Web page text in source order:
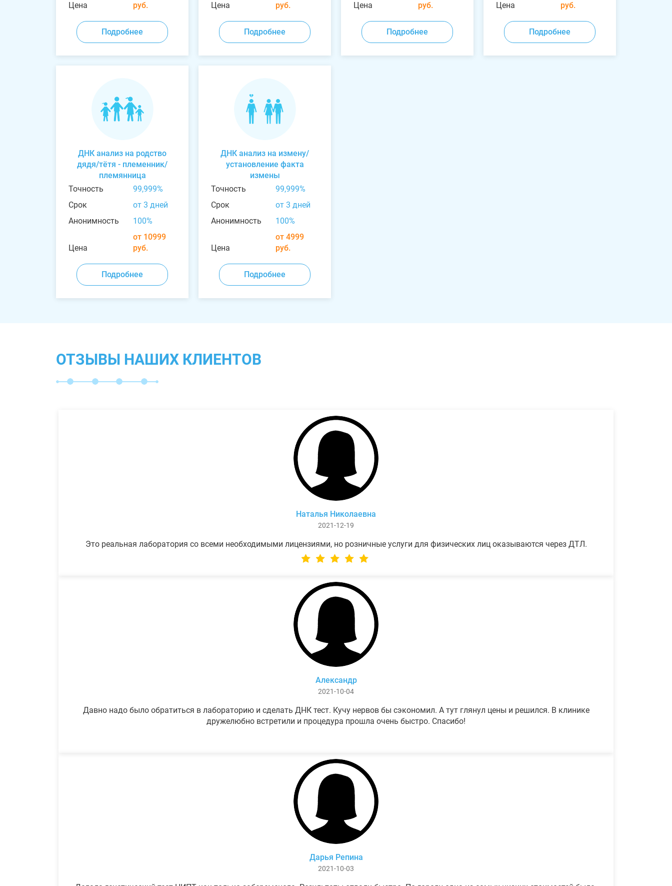
Цена
руб.
Подробнее
Цена
руб.
Подробнее
Цена
руб.
Подробнее
Цена
руб.
Подробнее
ДНК анализ на родство
дядя/тётя - племенник/
племянница
Точность
99,999%
Срок
от 3 дней
Анонимность
100%
Цена
от 10999
руб.
Подробнее
ДНК анализ на измену/
установление факта
измены
Точность
99,999%
Срок
от 3 дней
Анонимность
100%
Цена
от 4999
руб.
Подробнее
ОТЗЫВЫ НАШИХ КЛИЕНТОВ
Наталья Николаевна
2021-12-19
Это реальная лаборатория со всеми необходимыми лицензиями, но розничные услуги для физических лиц оказываются через ДТЛ.
Александр
2021-10-04
Давно надо было обратиться в лабораторию и сделать ДНК тест. Кучу нервов бы сэкономил. А тут глянул цены и решился. В клинике
дружелюбно встретили и процедура прошла очень быстро. Спасибо!
Дарья Репина
2021-10-03